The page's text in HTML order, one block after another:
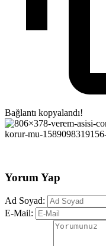
Bağlantı kopyalandı!
Yorum Yap
Ad Soyad:
E-Mail: